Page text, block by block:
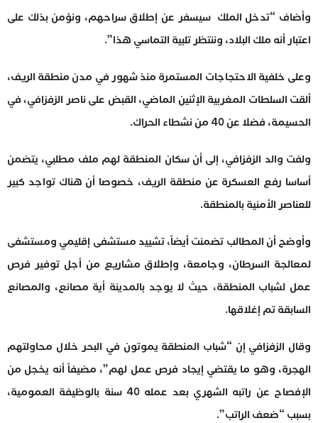
وأضاف “تدخل الملك سيسفر عن إطلاق سراحهم، ونؤمن بذلك على
اعتبار أنه ملك البلاد، وننتظر تلبية التماسي هذا”.
وعلى خلفية الاحتجاجات المستمرة منذ شهور في مدن منطقة الريف،
ألقت السلطات المغربية الإثنين الماضي، القبض على ناصر الزفزافي، في
الحسيمة، فضلا عن 40 من نشطاء الحراك.
ولفت والد الزفزافي، إلى أن سكان المنطقة لهم ملف مطلبي، يتضمن
أساسا رفع العسكرة عن منطقة الريف، خصوصا أن هناك تواجد كبير
للعناصر الأمنية بالمنطقة.
وأوضح أن المطالب تضمنت أيضاً، تشييد مستشفى إقليمي ومستشفى
لمعالجة السرطان، وجامعة، وإطلاق مشاريع من أجل توفير فرص
عمل لشباب المنطقة، حيث لا يوجد بالمدينة أية مصانع، والمصانع
السابقة تم إغلاقها.
وقال الزفزافي إن “شباب المنطقة يموتون في البحر خلال محاولتهم
الهجرة، وهو ما يقتضي إيجاد فرص عمل لهم”، مضيفاً أنه يخجل من
الإفصاح عن راتبه الشهري بعد عمله 40 سنة بالوظيفة العمومية،
بسبب “ضعف الراتب”.